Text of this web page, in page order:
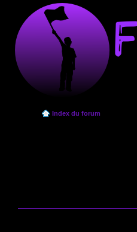
Index du forum